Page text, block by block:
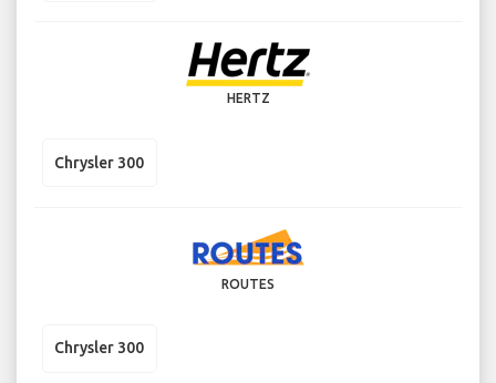
HERTZ
Chrysler 300
ROUTES
Chrysler 300